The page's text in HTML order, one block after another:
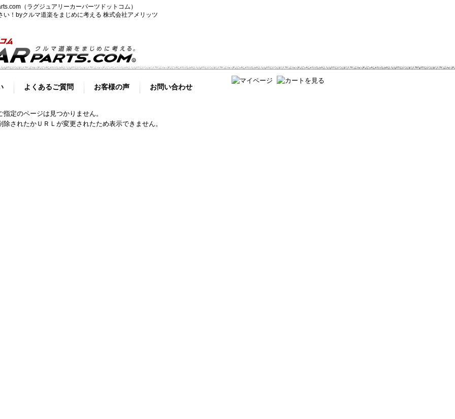
（ラグジュアリーカーパーツドットコム）
！byクルマ道楽をまじめに考える 株式会社アメリッツ
よくあるご質問 お客様の声 お問い合わせ
指定のページは見つかりません。
除されたかＵＲＬが変更されたため表示できません。